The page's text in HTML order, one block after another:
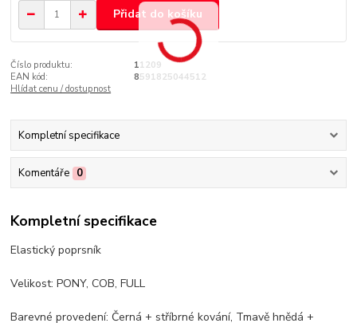
Přidat do košíku
Číslo produktu:
11209
EAN kód:
8591825044512
Hlídat cenu / dostupnost
Kompletní specifikace
Komentáře 0
Kompletní specifikace
Elastický poprsník
Velikost: PONY, COB, FULL
Barevné provedení: Černá + stříbrné kování, Tmavě hnědá +